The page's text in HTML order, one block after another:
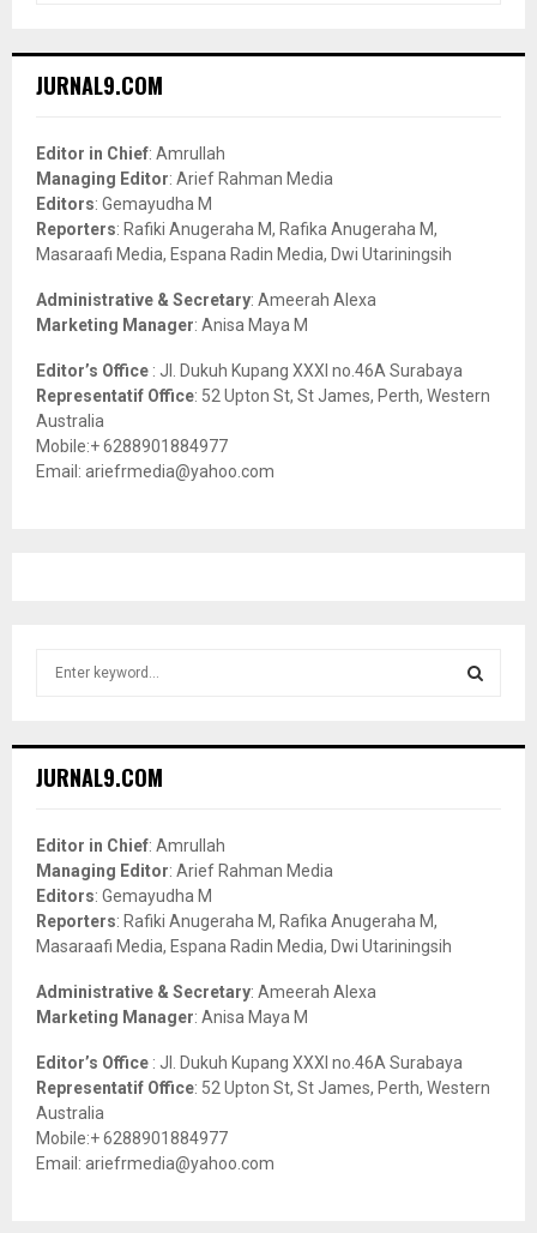
h
o
r
:
JURNAL9.COM
Editor in Chief: Amrullah
Managing Editor: Arief Rahman Media
Editors: Gemayudha M
Reporters: Rafiki Anugeraha M, Rafika Anugeraha M,
Masaraafi Media, Espana Radin Media, Dwi Utariningsih
Administrative & Secretary: Ameerah Alexa
Marketing Manager: Anisa Maya M
Editor’s Office : Jl. Dukuh Kupang XXXI no.46A Surabaya
Representatif Office: 52 Upton St, St James, Perth, Western
Australia
Mobile:+ 6288901884977
Email: ariefrmedia@yahoo.com
h
o
r
:
JURNAL9.COM
Editor in Chief: Amrullah
Managing Editor: Arief Rahman Media
Editors: Gemayudha M
Reporters: Rafiki Anugeraha M, Rafika Anugeraha M,
Masaraafi Media, Espana Radin Media, Dwi Utariningsih
Administrative & Secretary: Ameerah Alexa
Marketing Manager: Anisa Maya M
Editor’s Office : Jl. Dukuh Kupang XXXI no.46A Surabaya
Representatif Office: 52 Upton St, St James, Perth, Western
Australia
Mobile:+ 6288901884977
Email: ariefrmedia@yahoo.com